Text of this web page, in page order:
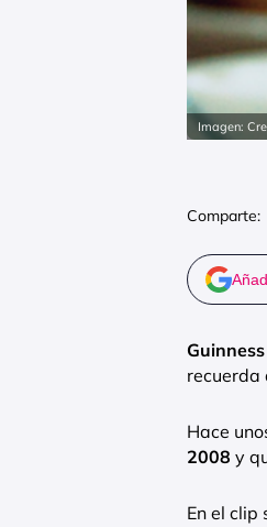
Imagen:
Comparte:
recuerda
Hace
2008 y
En el clip